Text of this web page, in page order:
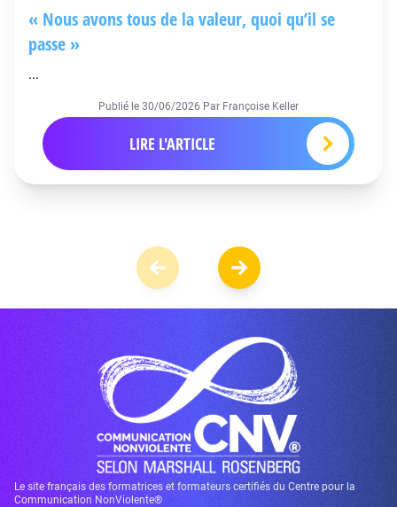
« Nous avons tous de la valeur, quoi qu’il se
passe »
...
Publié le 30/06/2026 Par Françoise Keller
LIRE L'ARTICLE
Le site français des formatrices et formateurs certifiés du Centre pour la
Communication NonViolente®